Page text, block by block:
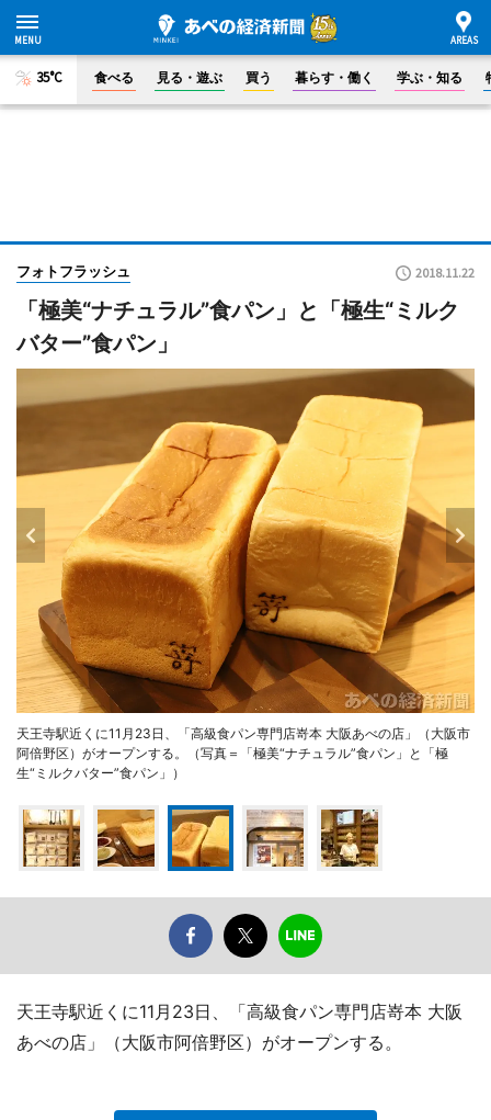
35°C 食べる 見る・遊ぶ 買う 暮らす・働く 学ぶ・知る
フォトフラッシュ 2018.11.22
「極美“ナチュラル”食パン」と「極生“ミルク
バター”食パン」
天王寺駅近くに11月23日、「高級食パン専門店嵜本 大阪あべの店」（大阪市
阿倍野区）がオープンする。（写真＝「極美“ナチュラル”食パン」と「極
生“ミルクバター”食パン」）
天王寺駅近くに11月23日、「高級食パン専門店嵜本 大阪
あべの店」（大阪市阿倍野区）がオープンする。